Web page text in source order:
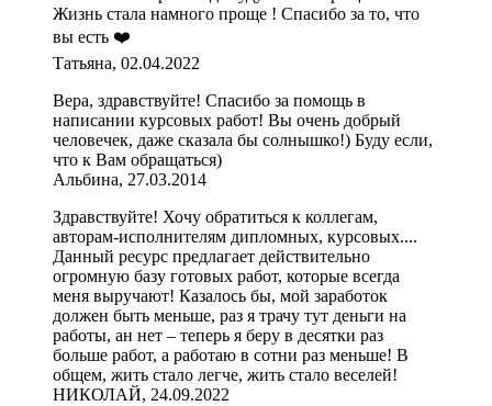
Жизнь стала намного проще ! Спасибо за то, что
вы есть ❤️
Татьяна, 02.04.2022
Вера, здравствуйте! Спасибо за помощь в
написании курсовых работ! Вы очень добрый
человечек, даже сказала бы солнышко!) Буду если,
что к Вам обращаться)
Альбина, 27.03.2014
Здравствуйте! Хочу обратиться к коллегам,
авторам-исполнителям дипломных, курсовых....
Данный ресурс предлагает действительно
огромную базу готовых работ, которые всегда
меня выручают! Казалось бы, мой заработок
должен быть меньше, раз я трачу тут деньги на
работы, ан нет – теперь я беру в десятки раз
больше работ, а работаю в сотни раз меньше! В
общем, жить стало легче, жить стало веселей!
НИКОЛАЙ, 24.09.2022